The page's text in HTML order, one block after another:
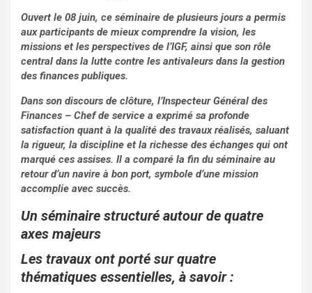
Ouvert le 08 juin, ce séminaire de plusieurs jours a permis
aux participants de mieux comprendre la vision, les
missions et les perspectives de l’IGF, ainsi que son rôle
central dans la lutte contre les antivaleurs dans la gestion
des finances publiques.
Dans son discours de clôture, l’Inspecteur Général des
Finances – Chef de service a exprimé sa profonde
satisfaction quant à la qualité des travaux réalisés, saluant
la rigueur, la discipline et la richesse des échanges qui ont
marqué ces assises. Il a comparé la fin du séminaire au
retour d’un navire à bon port, symbole d’une mission
accomplie avec succès.
Un séminaire structuré autour de quatre
axes majeurs
Les travaux ont porté sur quatre
thématiques essentielles, à savoir :